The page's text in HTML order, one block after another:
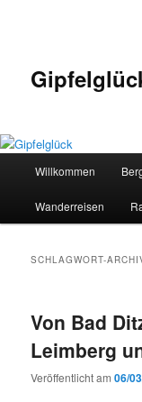
Willkommen
Wanderreisen
SCHLAGWORT-
Von Bad
Leimberg
Veröffentlicht am06/